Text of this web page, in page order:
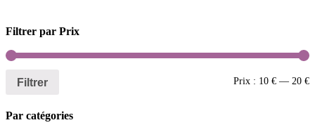
Filtrer par Prix
Filtrer Prix : 10 € — 20 €
Par catégories